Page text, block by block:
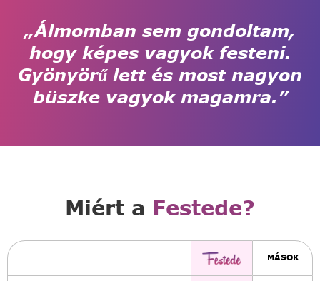
„Álmomban sem gondoltam,
hogy képes vagyok festeni.
Gyönyörű lett és most nagyon
büszke vagyok magamra.”
Miért a Festede?
MÁSOK